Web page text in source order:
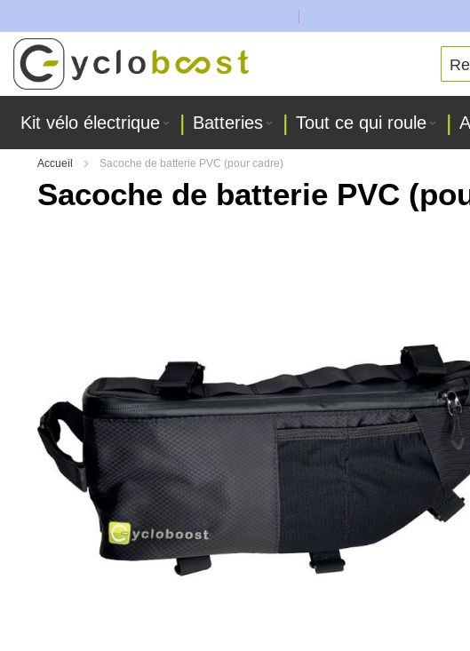
Allez
au
contenu
Kit vélo électrique Batteries Tout ce qui roule
Accueil Sacoche de batterie PVC (pour cadre)
Sacoche de batterie PVC